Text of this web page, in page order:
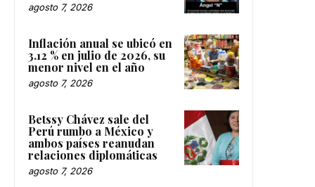
agosto 7, 2026
Inflación anual se ubicó en
3.12 % en julio de 2026, su
menor nivel en el año
agosto 7, 2026
Betssy Chávez sale del
Perú rumbo a México y
ambos países reanudan
relaciones diplomáticas
agosto 7, 2026